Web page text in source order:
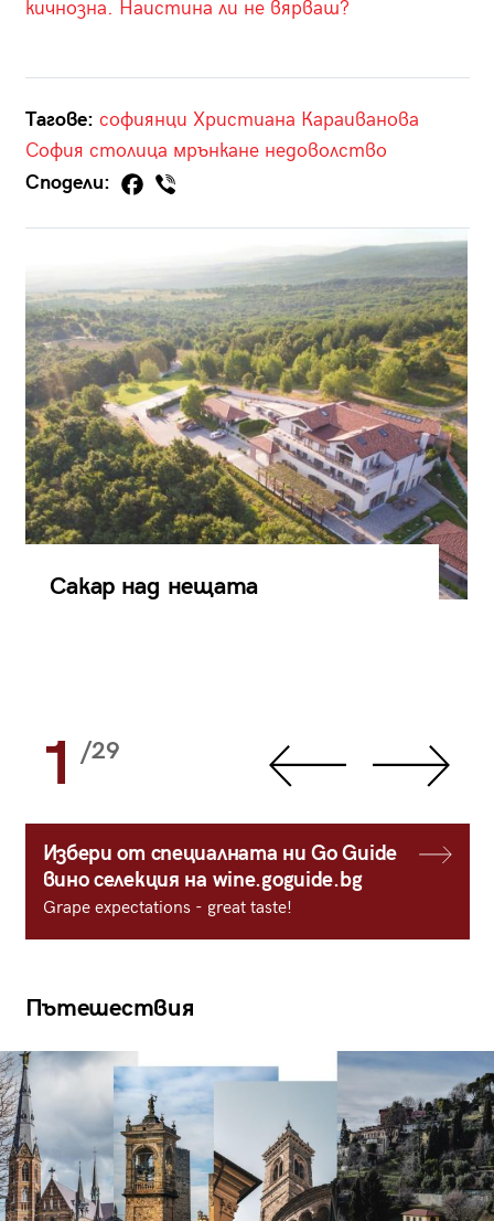
кичнозна. Наистина ли не вярваш?
Тагове: софиянци Христиана Караиванова
София столица мрънкане недоволство
Сподели:
Сакар над нещата
1 /29
Избери от специалната ни Go Guide
вино селекция на wine.goguide.bg
Grape expectations - great taste!
Пътешествия